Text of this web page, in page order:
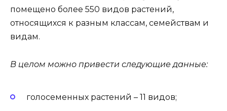
помещено более 550 видов растений,
относящихся к разным классам, семействам и
видам.
В целом можно привести следующие данные:
голосеменных растений – 11 видов;